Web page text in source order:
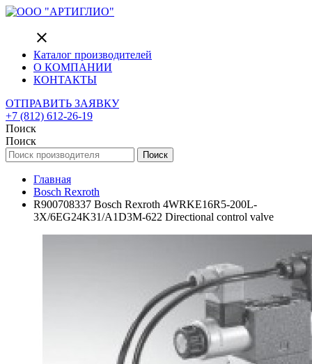
close
Каталог производителей
О КОМПАНИИ
КОНТАКТЫ
ОТПРАВИТЬ ЗАЯВКУ
+7 (812) 612-26-19
Поиск
Поиск
Поиск
Главная
Bosch Rexroth
R900708337 Bosch Rexroth 4WRKE16R5-200L-
3X/6EG24K31/A1D3M-622 Directional control valve